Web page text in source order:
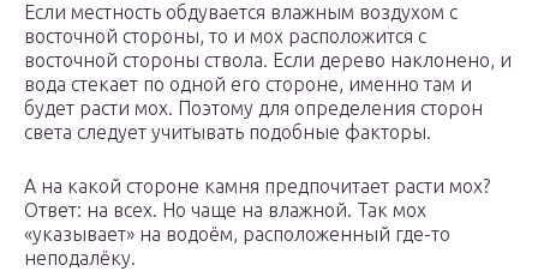
Если местность обдувается влажным воздухом с
восточной стороны, то и мох расположится с
восточной стороны ствола. Если дерево наклонено, и
вода стекает по одной его стороне, именно там и
будет расти мох. Поэтому для определения сторон
света следует учитывать подобные факторы.
А на какой стороне камня предпочитает расти мох?
Ответ: на всех. Но чаще на влажной. Так мох
«указывает» на водоём, расположенный где-то
неподалёку.